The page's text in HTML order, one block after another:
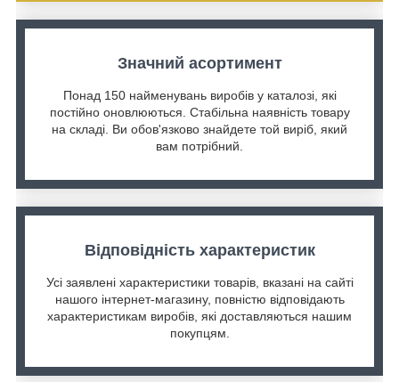
Значний асортимент
Понад 150 найменувань виробів у каталозі, які
постійно оновлюються. Стабільна наявність товару
на складі. Ви обов'язково знайдете той виріб, який
вам потрібний.
Відповідність характеристик
Усі заявлені характеристики товарів, вказані на сайті
нашого інтернет-магазину, повністю відповідають
характеристикам виробів, які доставляються нашим
покупцям.